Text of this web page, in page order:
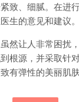
致、细腻。在进
生的意见和建议。
然让人非常困扰
根源，并采取针
有弹性的美丽肌肤